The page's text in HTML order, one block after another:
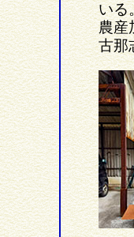
いる
農産
古那